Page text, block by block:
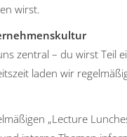
wirst.
zentral – du wirst Teil
laden wir
„Lecture